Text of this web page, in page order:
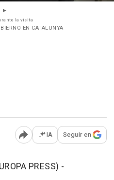
la visita
EN CATALUNYA
Abrir opciones para
IA Seguir en
PRESS) -